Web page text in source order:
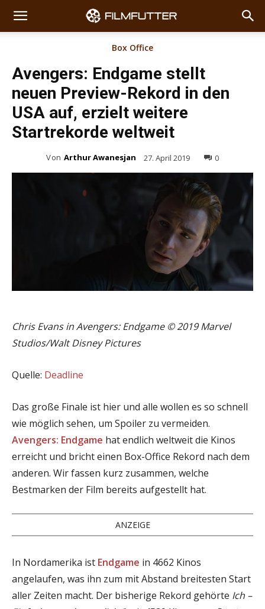
Box Office
Avengers: Endgame stellt
neuen Preview-Rekord in den
USA auf, erzielt weitere
Startrekorde weltweit
Von Arthur Awanesjan 27. April 2019 0
Chris Evans in Avengers: Endgame © 2019 Marvel
Studios/Walt Disney Pictures
Quelle: Deadline
Das große Finale ist hier und alle wollen es so schnell
wie möglich sehen, um Spoiler zu vermeiden.
Avengers: Endgame hat endlich weltweit die Kinos
erreicht und bricht einen Box-Office Rekord nach dem
anderen. Wir fassen kurz zusammen, welche
Bestmarken der Film bereits aufgestellt hat.
ANZEIGE
In Nordamerika ist Endgame in 4662 Kinos
angelaufen, was ihn zum mit Abstand breitesten Start
aller Zeiten macht. Der bisherige Rekord gehörte Ich –